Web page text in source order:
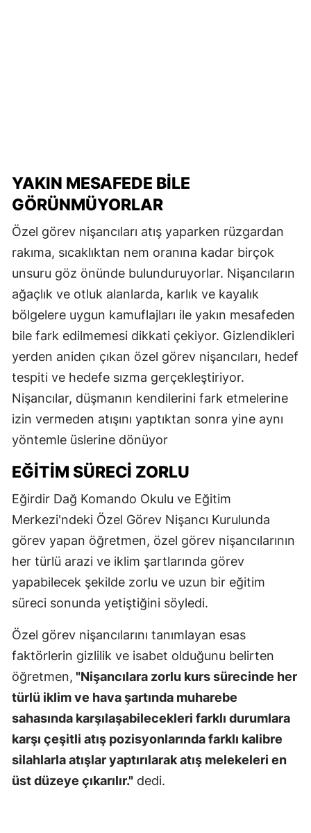
YAKIN MESAFEDE BILE
GÖRÜNMÜYORLAR
Özel görev nişancıları atış yaparken rüzgardan
rakıma, sıcaklıktan nem oranına kadar birçok
unsuru göz önünde bulunduruyorlar. Nişancıların
ağaçlık ve otluk alanlarda, karlık ve kayalık
bölgelere uygun kamuflajları ile yakın mesafeden
bile fark edilmemesi dikkati çekiyor. Gizlendikleri
yerden aniden çıkan özel görev nişancıları, hedef
tespiti ve hedefe sızma gerçekleştiriyor.
Nişancılar, düşmanın kendilerini fark etmelerine
izin vermeden atışını yaptıktan sonra yine aynı
yöntemle üslerine dönüyor
EĞİTİM SÜRECİ ZORLU
Eğirdir Dağ Komando Okulu ve Eğitim
Merkezi'ndeki Özel Görev Nişancı Kurulunda
görev yapan öğretmen, özel görev nişancılarının
her türlü arazi ve iklim şartlarında görev
yapabilecek şekilde zorlu ve uzun bir eğitim
süreci sonunda yetiştiğini söyledi.
Özel görev nişancılarını tanımlayan esas
faktörlerin gizlilik ve isabet olduğunu belirten
öğretmen, "Nişancılara zorlu kurs sürecinde her
türlü iklim ve hava şartında muharebe
sahasında karşılaşabilecekleri farklı durumlara
karşı çeşitli atış pozisyonlarında farklı kalibre
silahlarla atışlar yaptırılarak atış melekeleri en
üst düzeye çıkarılır." dedi.